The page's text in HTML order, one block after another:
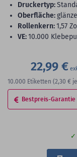
Druckertyp:
Oberfläche:
Rollenkern:1,57
VE:10.000
22,99 €
10.000 Etiketten (2,30 €
Bestpreis-Garantie